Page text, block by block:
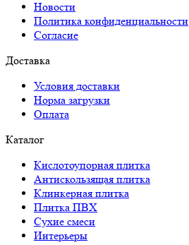
Новости
Политика конфиденциальности
Согласие
Доставка
Условия доставки
Норма загрузки
Оплата
Каталог
Кислотоупорная плитка
Антискользящая плитка
Клинкерная плитка
Плитка ПВХ
Сухие смеси
Интерьеры